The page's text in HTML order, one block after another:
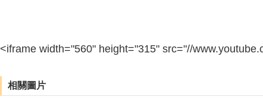
<iframe width="560" height="315" src="//
相關圖片